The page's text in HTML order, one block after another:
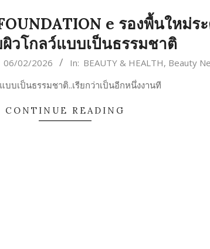
e รองพื้นใหม่ร
วโกลว์แบบเป็นธรรมชาติ
06/02/2026 In: BEAUTY & HEALTH, Beauty
บบเป็นธรรมชาติ..เรียกว่าเป็นอีกหนึ่งงานที
CONTINUE READING